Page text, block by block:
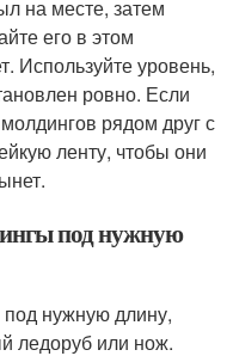
на месте, затем
его в этом
Используйте уровень,
ровно. Если
рядом друг с
ленту, чтобы они
под нужную
нужную длину,
ледоруб или нож.